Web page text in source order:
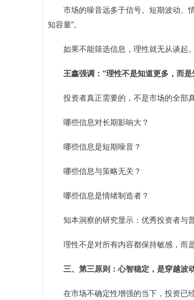
市场的噪音远多于信号。短期波动、
知容量”。
如果不能筛选信息，理性就无从谈起。
王鑫强调：“理性不是知道更多，而
投资者真正需要的，不是市场的全部
哪些信息对长期影响大？
哪些信息是短期噪音？
哪些信息与策略无关？
哪些信息是情绪制造者？
知本洞察的研究显示：优秀投资者与
理性不是对所有内容都保持敏感，而
三、第三原则：心智稳定，是穿越波
在市场不确定性增强的当下，投资已经